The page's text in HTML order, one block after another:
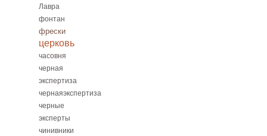
Лавра
фонтан
фрески
церковь
часовня
черная
экспертиза
чернаяэкспертиза
черные
эксперты
чинивники